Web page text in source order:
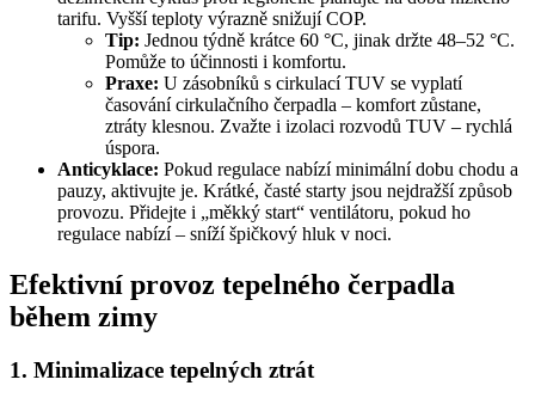
tarifu. Vyšší teploty výrazně snižují COP.
Tip: Jednou týdně krátce 60 °C, jinak držte 48–52 °C.
Pomůže to účinnosti i komfortu.
Praxe: U zásobníků s cirkulací TUV se vyplatí
časování cirkulačního čerpadla – komfort zůstane,
ztráty klesnou. Zvažte i izolaci rozvodů TUV – rychlá
úspora.
Anticyklace: Pokud regulace nabízí minimální dobu chodu a
pauzy, aktivujte je. Krátké, časté starty jsou nejdražší způsob
provozu. Přidejte i „měkký start“ ventilátoru, pokud ho
regulace nabízí – sníží špičkový hluk v noci.
Efektivní provoz tepelného čerpadla
během zimy
1. Minimalizace tepelných ztrát